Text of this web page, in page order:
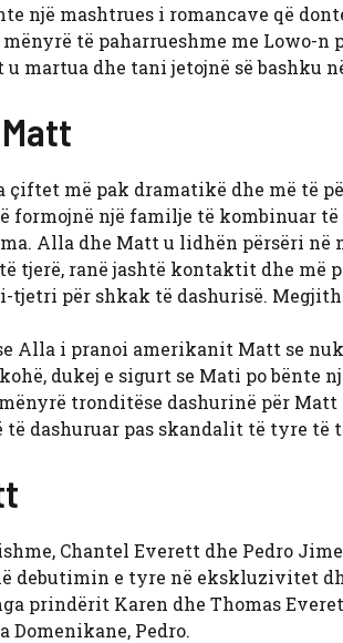
një mashtrues i romancave që
të paharrueshme me Lowo-n
dhe tani jetojnë së bashku
më pak dramatikë dhe më të
formojnë një familje të kombinuar
Alla dhe Matt u lidhën përsëri në
tjerë, ranë jashtë kontaktit dhe më
për shkak të dashurisë.
Alla i pranoi amerikanit Matt se
dukej e sigurt se Mati po bënte
tronditëse dashurinë për Matt
dashuruar pas skandalit të tyre të
Chantel Everett dhe Pedro
debutimin e tyre në ekskluzivitet
prindërit Karen dhe Thomas
Domenikane, Pedro.